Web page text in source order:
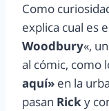
Como
explica cual es
Woodbury«,
al cómic, como
aquí» en la
pasan Ricky